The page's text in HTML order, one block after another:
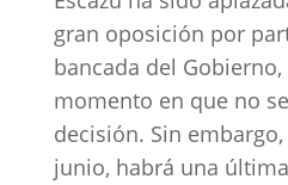
gran oposición por
bancada del Gobierno,
momento en que no
decisión. Sin
junio, habrá una